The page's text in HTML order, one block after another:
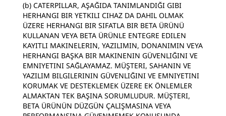
(b) CATERPILLAR, AŞAĞIDA TANIMLANDIĞI GIBI
HERHANGI BIR YETKILI CIHAZ DA DAHIL OLMAK
ÜZERE HERHANGI BIR SIFATLA BIR BETA ÜRÜNÜ
KULLANAN VEYA BETA ÜRÜNLE ENTEGRE EDILEN
KAYITLI MAKINELERIN, YAZILIMIN, DONANIMIN VEYA
HERHANGI BAŞKA BIR MAKINENIN GÜVENLIĞINI VE
EMNIYETINI SAĞLAYAMAZ. MÜŞTERI, SAHANIN VE
YAZILIM BILGILERININ GÜVENLIĞINI VE EMNIYETINI
KORUMAK VE DESTEKLEMEK ÜZERE EK ÖNLEMLER
ALMAKTAN TEK BAŞINA SORUMLUDUR. MÜŞTERI,
BETA ÜRÜNÜN DÜZGÜN ÇALIŞMASINA VEYA